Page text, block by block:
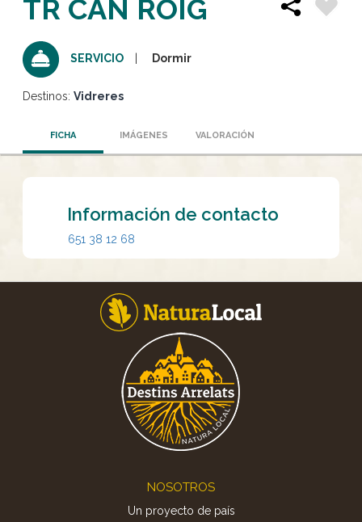
TR CAN ROIG
SERVICIO Dormir
Destinos: Vidreres
FICHA IMÁGENES VALORACIÓN
Información de contacto
651 38 12 68
NOSOTROS
Un proyecto de país